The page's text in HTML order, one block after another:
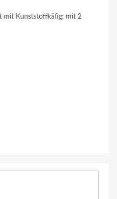
mit Kunststoffkäfig; mit 2